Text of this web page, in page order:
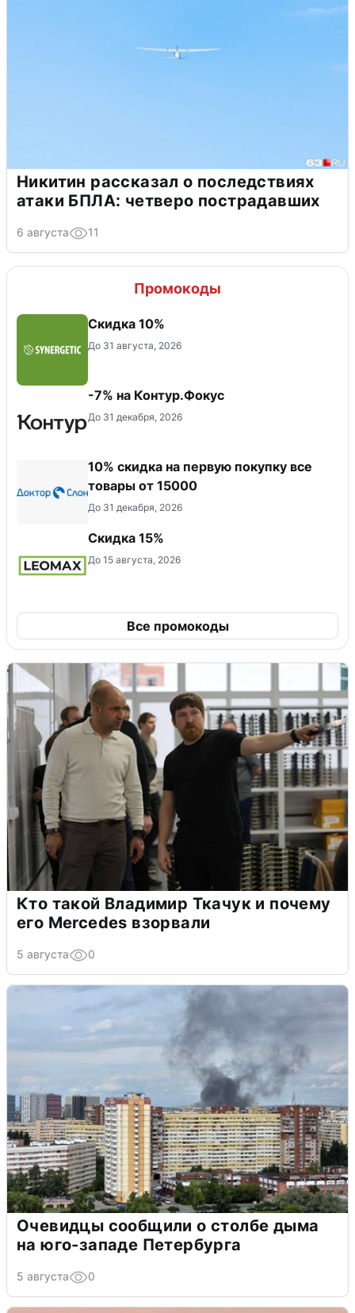
Никитин рассказал о последствиях
атаки БПЛА: четверо пострадавших
6 августа 11
Промокоды
Скидка 10%
До 31 августа, 2026
-7% на Контур.Фокус
До 31 декабря, 2026
10% скидка на первую покупку все
товары от 15000
До 31 декабря, 2026
Скидка 15%
До 15 августа, 2026
Все промокоды
Кто такой Владимир Ткачук и почему
его Mercedes взорвали
5 августа 0
Очевидцы сообщили о столбе дыма
на юго-западе Петербурга
5 августа 0